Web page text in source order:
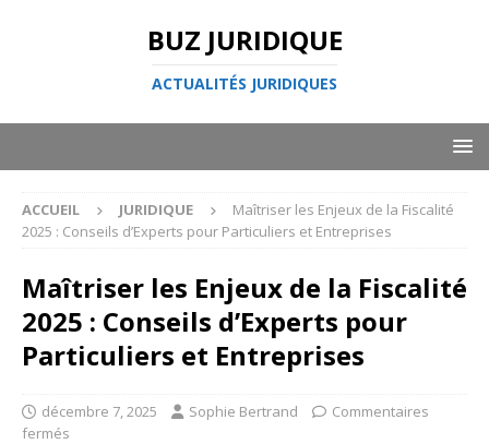
BUZ JURIDIQUE
ACTUALITÉS JURIDIQUES
ACCUEIL JURIDIQUE
Maîtriser les Enjeux de la Fiscalité
2025 : Conseils d’Experts pour Particuliers et Entreprises
Maîtriser les Enjeux de la Fiscalité
2025 : Conseils d’Experts pour
Particuliers et Entreprises
décembre 7, 2025 Sophie Bertrand
Commentaires
fermés